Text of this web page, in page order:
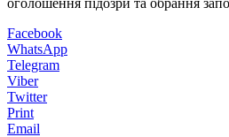
Facebook
WhatsApp
Telegram
Viber
Twitter
Print
Email